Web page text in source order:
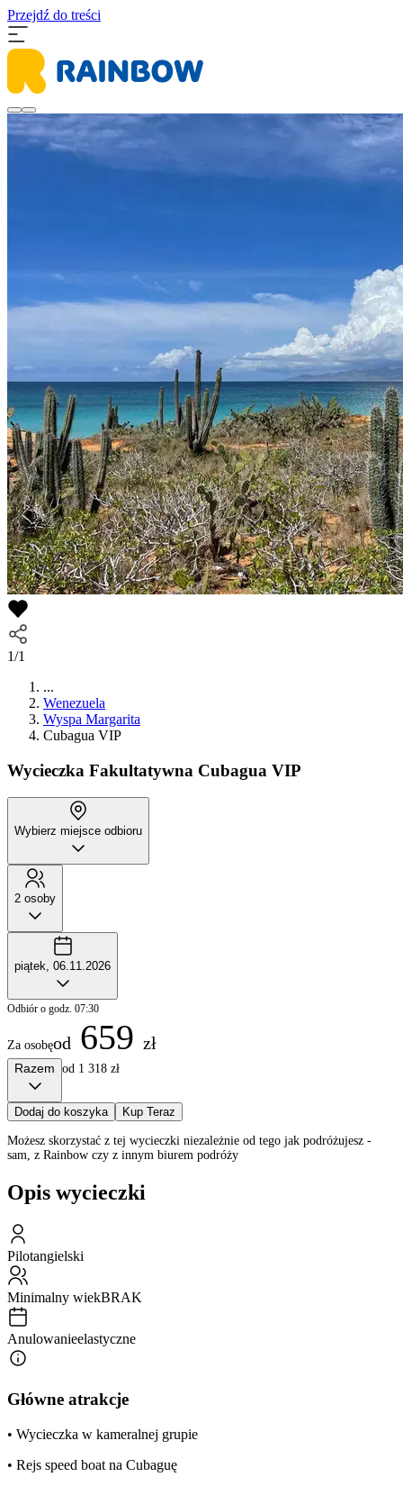
Przejdź do treści
1/1
...
Wenezuela
Wyspa Margarita
Cubagua VIP
Wycieczka Fakultatywna Cubagua VIP
Wybierz miejsce odbioru
2 osoby
piątek, 06.11.2026
Odbiór o godz. 07:30
Za osobęod 659 zł
Razem od 1 318 zł
Dodaj do koszyka Kup Teraz
Możesz skorzystać z tej wycieczki niezależnie od tego jak podróżujesz -
sam, z Rainbow czy z innym biurem podróży
Opis wycieczki
Pilotangielski
Minimalny wiekBRAK
Anulowanieelastyczne
Główne atrakcje
• Wycieczka w kameralnej grupie
• Rejs speed boat na Cubaguę